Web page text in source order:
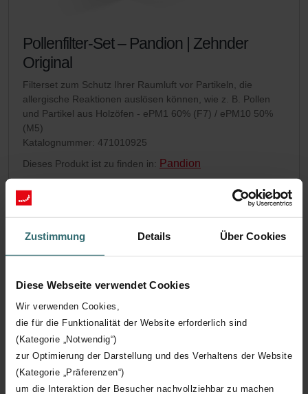
Zustimmung Details Über Cookies
Diese Webseite verwendet Cookies
Wir verwenden Cookies,
die für die Funktionalität der Website erforderlich sind
(Kategorie „Notwendig“)
zur Optimierung der Darstellung und des Verhaltens der Website
(Kategorie „Präferenzen“)
um die Interaktion der Besucher nachvollziehbar zu machen
Pollenfilter-Set – Pandion | Zehnder
Original
Filterset zum Schutz Ihrer Raumluft vor Partikeln, die
allergische Reaktionen auslösen können, wie z. B. Pollen
und Partikel aus Holzöfen - ePM1 60% (F7) / ePM10 50%
(M5)
Katalognummer: 471010925
Dieses Produkt ist zu finden in: Pandion
CHF
exkl. Versandgebühren